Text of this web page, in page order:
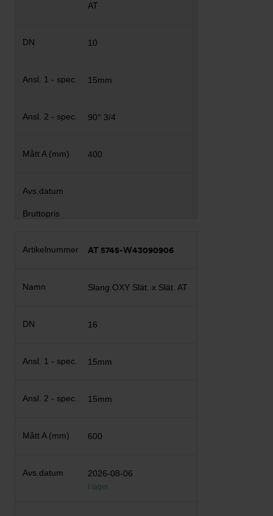
AT
10
15mm
90° 3/4
400
AT 5745-W43090906
Slang OXY Slät. x Slät. AT
16
15mm
15mm
600
2026-08-06
I lager